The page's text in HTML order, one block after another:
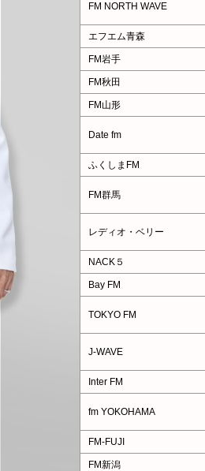
FM NORTH WAVE
エフエム青森
FM岩手
FM秋田
FM山形
Date fm
ふくしまFM
FM群馬
レディオ・ベリー
NACK５
Bay FM
TOKYO FM
J-WAVE
Inter FM
fm YOKOHAMA
FM-FUJI
FM新潟